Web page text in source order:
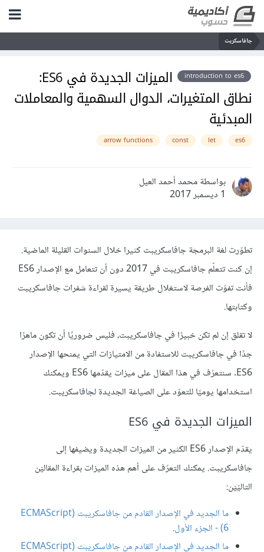
جافاسكربت
introduction to es6
الميزات الجديدة في ES6:
نطاق المتغيرات، الدوال السهمية والمعاملات
المبدئية
es6
let
const
arrow functions
بواسطة محمد أحمد العيل
1 ديسمبر 2017
تطوّرت لغة البرمجة جافاسكريبت كثيرا خلال السنوات القليلة الماضية.
إن كنت تتعلّم جافاسكريبت في 2017 دون أن تتعامل مع الإصدار ES6
فأنت تفوّت الفرصة لاستغلال طريقة يسيرة لقراءة شفرات جافاسكريبت
وكتابتها.
لا تقلق إن لم تكن خبيرًا في جافاسكريبت، فليس ضروريًا أن تكون ماهرًا
جدًا في جافاسكريبت للاستفادة من الامتيازات التي يمنحها الإصدار
ES6. سنتعرّف في هذا المقال على ميزات يقدّمها ES6 ويمكنك
استخدامها يوميًا للتعوّد على الصياغة الجديدة لجافاسكريبت.
الميزات الجديدة في ES6
يقدّم الإصدار ES6 الكثير من الميزات الجديدة ويضيفها إلى
جافاسكريبت. يمكنك التعرّف على أهم هذه الميزات بقراءة المقاليْن
التاليّيْن:
ما الجديد في الإصدار القادم من جافاسكريبت (ECMAScript
6) - الجزء الأول
.
ما الجديد في الإصدار القادم من جافاسكريبت (ECMAScript